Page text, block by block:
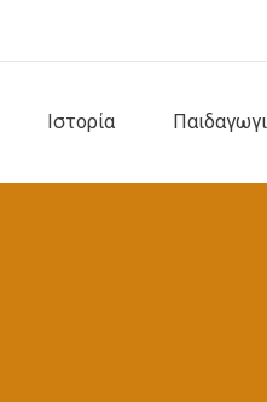
Ιστορία